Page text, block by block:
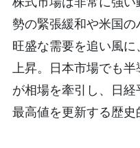
勢の緊張緩和や米国
旺盛な需要を追い風
上昇。日本市場でも
が相場を牽引し、日
最高値を更新する歴史